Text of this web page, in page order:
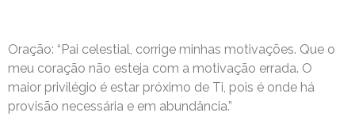
Oração: “Pai celestial, corrige minhas motivações. Que o
meu coração não esteja com a motivação errada. O
maior privilégio é estar próximo de Ti, pois é onde há
provisão necessária e em abundância.”